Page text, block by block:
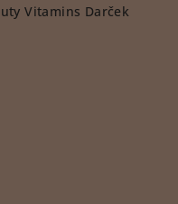
Vitamins Darček